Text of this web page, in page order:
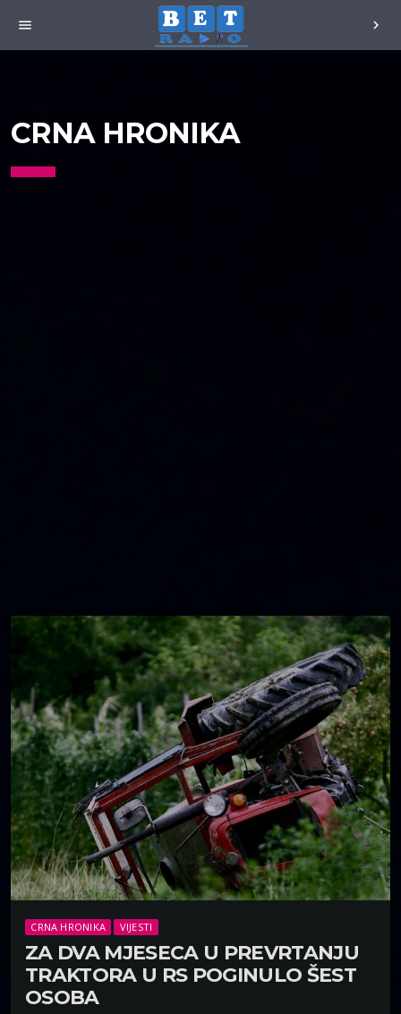
menu chevron_right
CRNA HRONIKA
CRNA HRONIKA VIJESTI
ZA DVA MJESECA U PREVRTANJU
TRAKTORA U RS POGINULO ŠEST
OSOBA